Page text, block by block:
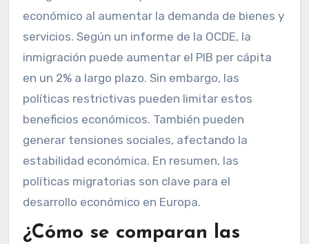
económico al aumentar la demanda de bienes y
servicios. Según un informe de la OCDE, la
inmigración puede aumentar el PIB per cápita
en un 2% a largo plazo. Sin embargo, las
políticas restrictivas pueden limitar estos
beneficios económicos. También pueden
generar tensiones sociales, afectando la
estabilidad económica. En resumen, las
políticas migratorias son clave para el
desarrollo económico en Europa.
¿Cómo se comparan las